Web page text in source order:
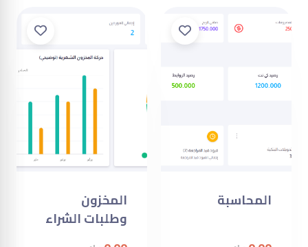
المحاسبة
المخزون
وطلبات الشراء